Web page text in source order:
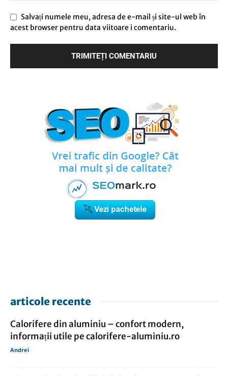
Salvați numele meu, adresa de e-mail și site-ul web în
acest browser pentru data viitoare i comentariu.
articole recente
Calorifere din aluminiu – confort modern,
informații utile pe calorifere-aluminiu.ro
Andrei